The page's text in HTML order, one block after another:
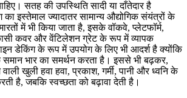
सतह की उपस्थिति सादी या दाँतेदार है
का इस्तेमाल ज्यादातर सामान्य औद्योगिक संयंत्रों के
में भी किया जाता है, इसके वॉकवे, प्लेटफॉर्म,
कवर और वेंटिलेशन ग्रेट के रूप में व्यापक
डेकिंग के रूप में उपयोग के लिए भी आदर्श है क्योंकि
भार का समर्थन करता है। इससे भी बढ़कर,
खुली हवा हवा, प्रकाश, गर्मी, पानी और ध्वनि के
है, जबकि स्वच्छता को बढ़ावा देती है।